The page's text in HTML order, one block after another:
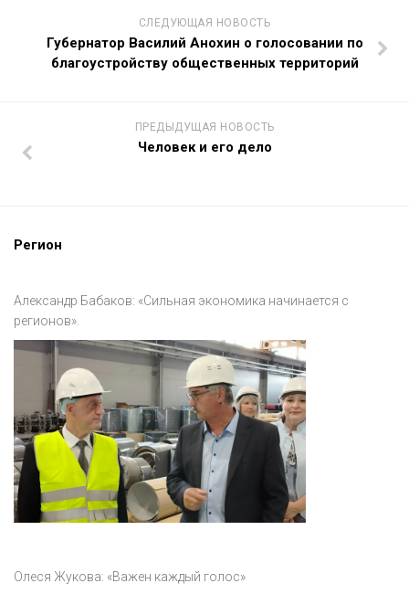
СЛЕДУЮЩАЯ НОВОСТЬ
Губернатор Василий Анохин о голосовании по
благоустройству общественных территорий
ПРЕДЫДУЩАЯ НОВОСТЬ
Человек и его дело
Регион
Александр Бабаков: «Сильная экономика начинается с
регионов».
Олеся Жукова: «Важен каждый голос»